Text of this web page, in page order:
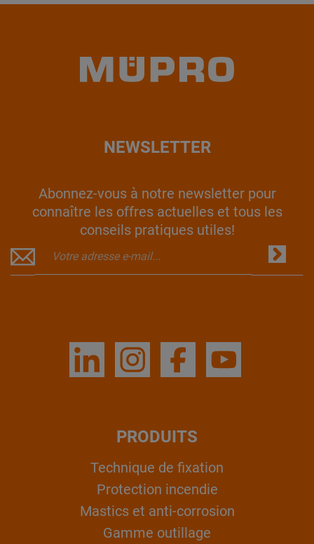
NEWSLETTER
Abonnez-vous à notre newsletter pour
connaître les offres actuelles et tous les
conseils pratiques utiles!
PRODUITS
Technique de fixation
Protection incendie
Mastics et anti-corrosion
Gamme outillage